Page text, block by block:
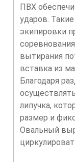
ПВХ
ударов.
экипировки
вытирания
вставка из
Благодаря
липучка,
размер и
Овальный